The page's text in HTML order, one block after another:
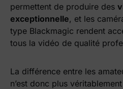
permettent de produire des
exceptionnelle, et les
type Blackmagic rendent
tous la vidéo de qualité
La différence entre les
n’est donc plus